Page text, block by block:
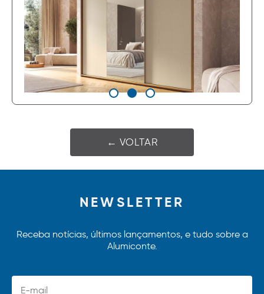
← VOLTAR
NEWSLETTER
Receba notícias, últimos lançamentos, e tudo sobre a
Alumiconte.